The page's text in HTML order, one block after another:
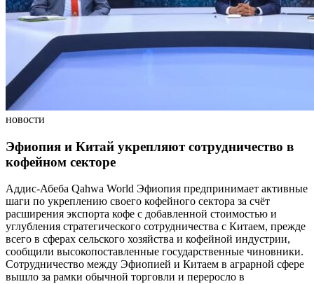
новости
Эфиопия и Китай укрепляют сотрудничество в
кофейном секторе
Аддис-Абеба Qahwa World Эфиопия предпринимает активные
шаги по укреплению своего кофейного сектора за счёт
расширения экспорта кофе с добавленной стоимостью и
углубления стратегического сотрудничества с Китаем, прежде
всего в сферах сельского хозяйства и кофейной индустрии,
сообщили высокопоставленные государственные чиновники.
Сотрудничество между Эфиопией и Китаем в аграрной сфере
вышло за рамки обычной торговли и переросло в